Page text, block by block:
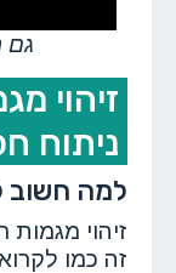
גם
זיהוי
ניתוח
למה חשוב
זיהוי
זה כמו